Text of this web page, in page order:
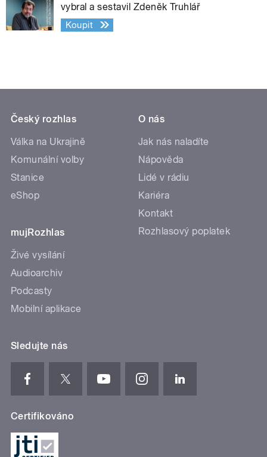
vybral a sestavil Zdeněk Truhlář
Koupit
Český rozhlas
Válka na Ukrajině
Komunální volby
Stanice
eShop
mujRozhlas
Živé vysílání
Audioarchiv
Podcasty
Mobilní aplikace
O nás
Jak nás naladíte
Nápověda
Lidé v rádiu
Kariéra
Kontakt
Rozhlasový poplatek
Sledujte nás
Certifikováno